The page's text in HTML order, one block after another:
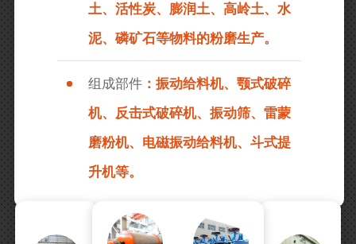
土、活性炭、膨润土、高岭土、水
泥、磷矿石等物料的粉磨生产。
组成部件：振动给料机、颚式破碎
机、反击式破碎机、振动筛、雷蒙
磨粉机、电磁振动给料机、斗式提
升机等。